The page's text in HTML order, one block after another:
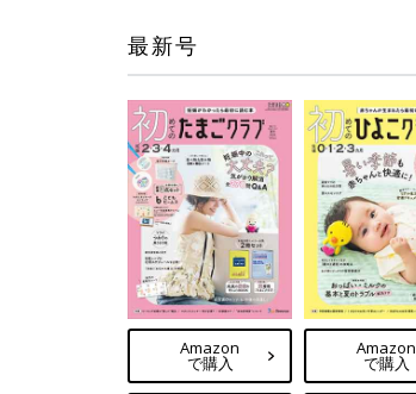
最新号
Amazon
で購入
Amazon
で購入